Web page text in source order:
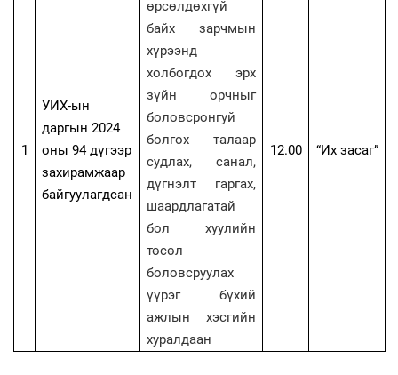
1
УИХ-ын
даргын 2024
оны 94 дүгээр
захирамжаар
байгуулагдсан
өрсөлдөхгүй
байх зарчмын
хүрээнд
холбогдох эрх
зүйн орчныг
боловсронгуй
болгох талаар
судлах, санал,
дүгнэлт гаргах,
шаардлагатай
бол хуулийн
төсөл
боловсруулах
үүрэг бүхий
ажлын хэсгийн
хуралдаан
12.00 “Их засаг”